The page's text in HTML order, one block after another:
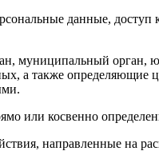
данные, доступ
муниципальный орган,
а также
или косвенно
направленные на